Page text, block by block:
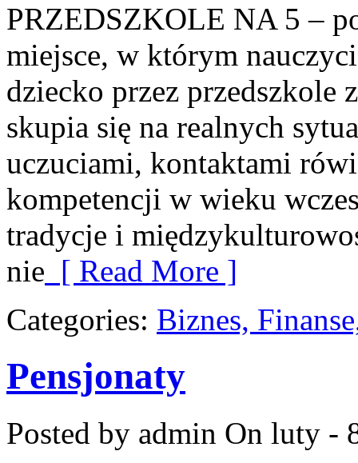
PRZEDSZKOLE NA 5 –
miejsce, w którym
dziecko przez przedszkole
skupia się na realnych
uczuciami, kontaktami
kompetencji w wieku
tradycje i
nie [ Read More ]
Categories: Biznes,
Pensjonaty
Posted by admin On luty -